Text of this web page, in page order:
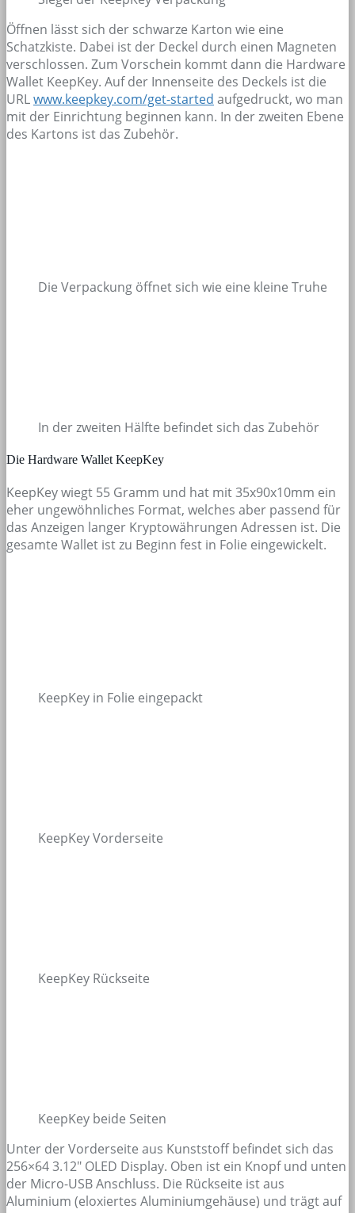
Öffnen lässt sich der schwarze Karton wie eine
Schatzkiste. Dabei ist der Deckel durch einen Magneten
verschlossen. Zum Vorschein kommt dann die Hardware
Wallet KeepKey. Auf der Innenseite des Deckels ist die
URLwww.keepkey.com/get-started aufgedruckt, wo man
mit der Einrichtung beginnen kann. In der zweiten Ebene
des Kartons ist das Zubehör.
Die Verpackung öffnet sich wie eine kleine Truhe
In der zweiten Hälfte befindet sich das Zubehör
Die Hardware Wallet KeepKey
KeepKey wiegt 55 Gramm und hat mit 35x90x10mm ein
eher ungewöhnliches Format, welches aber passend für
das Anzeigen langer Kryptowährungen Adressen ist. Die
gesamte Wallet ist zu Beginn fest in Folie eingewickelt.
KeepKey in Folie eingepackt
KeepKey Vorderseite
KeepKey Rückseite
KeepKey beide Seiten
Unter der Vorderseite aus Kunststoff befindet sich das
256×64 3.12″ OLED Display. Oben ist ein Knopf und unten
der Micro-USB Anschluss. Die Rückseite ist aus
Aluminium (eloxiertes Aluminiumgehäuse) und trägt auf